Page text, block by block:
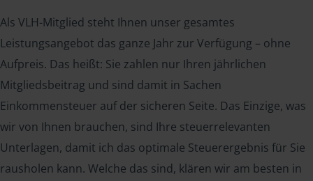
Als VLH-Mitglied steht Ihnen unser gesamtes
Leistungsangebot das ganze Jahr zur Verfügung – ohne
Aufpreis. Das heißt: Sie zahlen nur Ihren jährlichen
Mitgliedsbeitrag und sind damit in Sachen
Einkommensteuer auf der sicheren Seite. Das Einzige, was
wir von Ihnen brauchen, sind Ihre steuerrelevanten
Unterlagen, damit ich das optimale Steuerergebnis für Sie
rausholen kann. Welche das sind, klären wir am besten in